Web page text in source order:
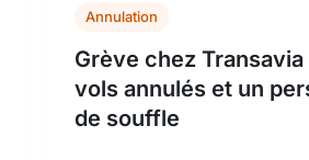
Annulation
Grève chez
vols annulés et un
de souffle